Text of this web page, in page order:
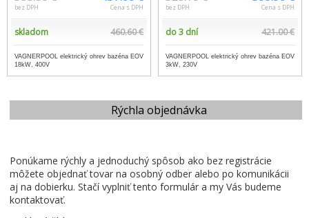
Rýchla objednávka
Ponúkame rýchly a jednoduchý spôsob ako bez registrácie
môžete objednať tovar na osobný odber alebo po komunikácii
aj na dobierku. Stačí vyplniť tento formulár a my Vás budeme
kontaktovať.
bez DPH Cena s DPH
skladom 460.60 €
VAGNERPOOL elektrický ohrev bazéna EOV
18kW, 400V
bez DPH Cena s DPH
do 3 dní 421.00 €
VAGNERPOOL elektrický ohrev bazéna EOV
3kW, 230V